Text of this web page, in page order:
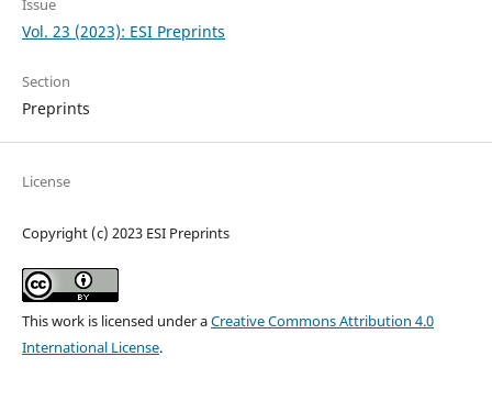
Issue
Vol. 23 (2023): ESI Preprints
Section
Preprints
License
Copyright (c) 2023 ESI Preprints
This work is licensed under aCreative Commons Attribution 4.0
International License.